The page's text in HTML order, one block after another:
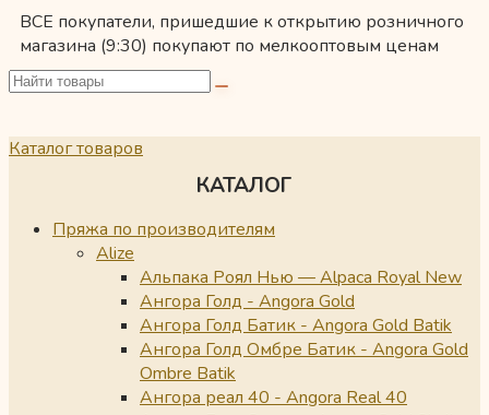
ВСЕ покупатели, пришедшие к открытию розничного
магазина (9:30) покупают по мелкооптовым ценам
Каталог товаров
КАТАЛОГ
Пряжа по производителям
Alize
Альпака Роял Нью — Alpaca Royal New
Ангора Голд - Angora Gold
Ангора Голд Батик - Angora Gold Batik
Ангора Голд Омбре Батик - Angora Gold
Ombre Batik
Ангора реал 40 - Angora Real 40